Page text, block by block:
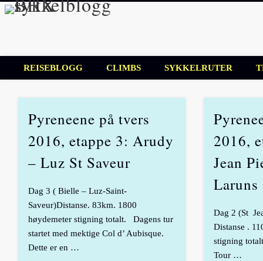
REISEBLOGG CLIMBS SYKKELRUTER
Pyreneene på tvers
2016, etappe 3: Arudy
– Luz St Saveur
Dag 3 ( Bielle – Luz-Saint-
Saveur)Distanse. 83km. 1800
høydemeter stigning totalt. Dagens tur
startet med mektige Col d’ Aubisque.
Dette er en …
2016,
Jean
Laruns
Dag 2 (St
Distanse .
stigning
Tour …